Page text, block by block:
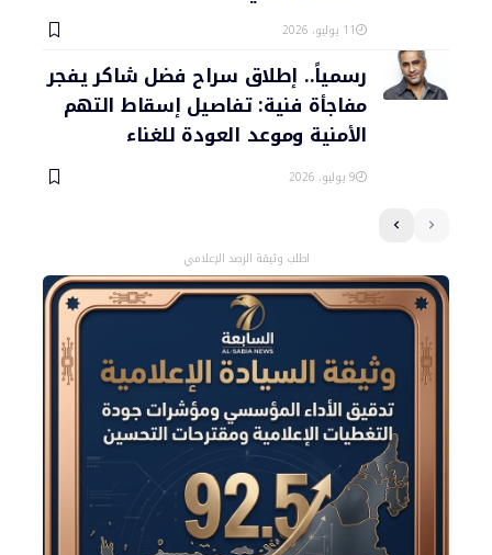
11 يوليو، 2026
رسمياً.. إطلاق سراح فضل شاكر يفجر
مفاجأة فنية: تفاصيل إسقاط التهم
الأمنية وموعد العودة للغناء
9 يوليو، 2026
اطلب وثيقة الرصد الإعلامي